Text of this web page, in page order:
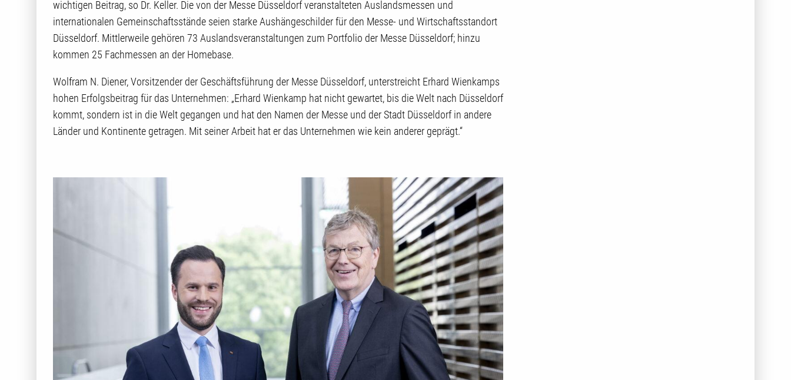
wichtigen Beitrag, so Dr. Keller. Die von der Messe Düsseldorf veranstalteten Auslandsmessen und
internationalen Gemeinschaftsstände seien starke Aushängeschilder für den Messe- und Wirtschaftsstandort
Düsseldorf. Mittlerweile gehören 73 Auslandsveranstaltungen zum Portfolio der Messe Düsseldorf; hinzu
kommen 25 Fachmessen an der Homebase.
Wolfram N. Diener, Vorsitzender der Geschäftsführung der Messe Düsseldorf, unterstreicht Erhard Wienkamps
hohen Erfolgsbeitrag für das Unternehmen: „Erhard Wienkamp hat nicht gewartet, bis die Welt nach Düsseldorf
kommt, sondern ist in die Welt gegangen und hat den Namen der Messe und der Stadt Düsseldorf in andere
Länder und Kontinente getragen. Mit seiner Arbeit hat er das Unternehmen wie kein anderer geprägt.“